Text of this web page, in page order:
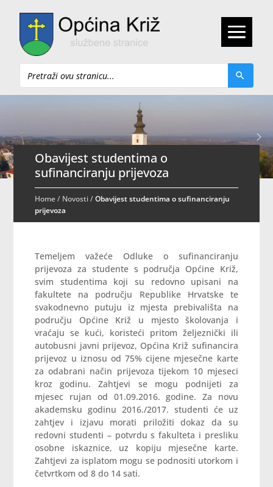
Pretraži
Obavijest studentima o
sufinanciranju prijevoza
Home/ Novosti/Obavijest studentima o sufinanciranju
prijevoza
Temeljem važeće Odluke o sufinanciranju
prijevoza za studente s područja Općine Križ,
svim studentima koji su redovno upisani na
fakultete na području Republike Hrvatske te
svakodnevno putuju iz mjesta prebivališta na
području Općine Križ u mjesto školovanja i
vraćaju se kući, koristeći pritom željeznički ili
autobusni javni prijevoz, Općina Križ sufinancira
prijevoz u iznosu od 75% cijene mjesečne karte
za odabrani način prijevoza tijekom 10 mjeseci
kroz godinu. Zahtjevi se mogu podnijeti za
mjesec rujan od 01.09.2016. godine. Za novu
akademsku godinu 2016./2017. studenti će uz
zahtjev i izjavu morati priložiti dokaz da su
redovni studenti – potvrdu s fakulteta i presliku
osobne iskaznice, uz kopiju mjesečne karte.
Zahtjevi za isplatom mogu se podnositi utorkom i
četvrtkom od 8 do 14 sati.